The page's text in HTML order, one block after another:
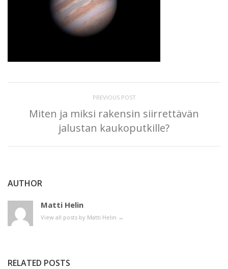
PREVIOUS POST
Miten ja miksi rakensin siirrettävän
jalustan kaukoputkille?
AUTHOR
Matti Helin
View all posts by Matti Helin →
RELATED POSTS